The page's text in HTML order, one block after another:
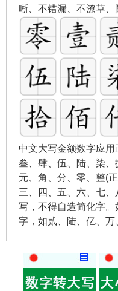
晰、不错漏、不潦草、
中文大写金额数字应用
叁、肆、伍、陆、柒、
元、角、分、零、整(
三、四、五、六、七
写，不得自造简化字
字，如贰、陆、亿、万